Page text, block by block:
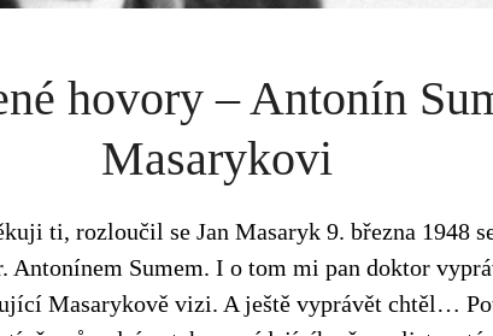
hovory – Antonín
Masarykovi
ti, rozloučil se Jan Masaryk 9. března 1948
Antonínem Sumem. I o tom mi pan doktor
Masarykově vizi. A ještě vyprávět chtěl…